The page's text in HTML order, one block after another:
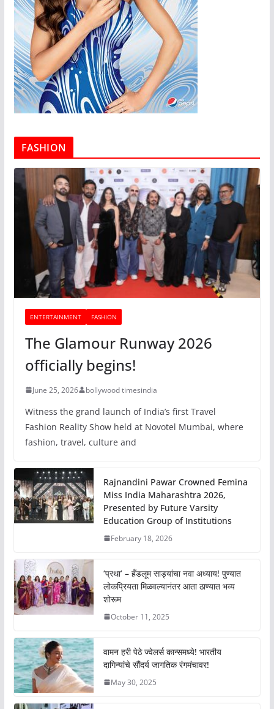
FASHION
ENTERTAINMENT FASHION
The Glamour Runway 2026
officially begins!
June 25, 2026 bollywood timesindia
Witness the grand launch of India’s first Travel
Fashion Reality Show held at Novotel Mumbai, where
fashion, travel, culture and
Rajnandini Pawar Crowned Femina
Miss India Maharashtra 2026,
Presented by Future Varsity
Education Group of Institutions
February 18, 2026
‘प्रथा’ – हँडलूम साड्यांचा नवा अध्याय! पुण्यात
लोकप्रियता मिळवल्यानंतर आता ठाण्यात भव्य
शोरूम
October 11, 2025
वामन हरी पेठे ज्वेलर्स कान्समध्ये! भारतीय
दागिन्यांचे सौंदर्य जागतिक रंगमंचावर!
May 30, 2025